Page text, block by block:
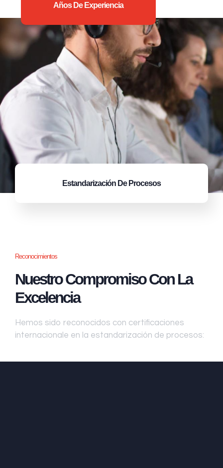
Años De Experiencia
Estandarización De Procesos
Reconocimientos
Nuestro Compromiso Con La
Excelencia
Hemos sido reconocidos con certificaciones
internacionale en la estandarización de procesos: